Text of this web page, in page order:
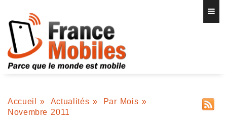
Accueil » Actualités » Par Mois »
Novembre 2011